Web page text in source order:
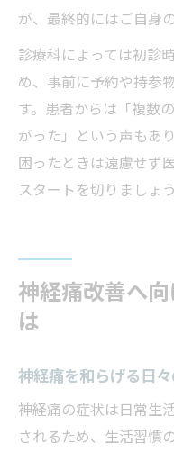
が、最終的にはご自身
診療科によっては初診
め、事前に予約や持参
す。患者からは「複数
がった」という声もあ
困ったときは遠慮せず
スタートを切りましょう
神経痛改善へ
は
神経痛を和らげる日
神経痛の症状は日常生
されるため、生活習慣